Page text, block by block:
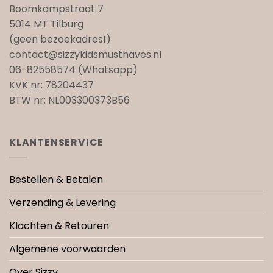
Boomkampstraat 7
5014 MT Tilburg
(geen bezoekadres!)
contact@sizzykidsmusthaves.nl
06-82558574 (Whatsapp)
KVK nr: 78204437
BTW nr: NL003300373B56
KLANTENSERVICE
Bestellen & Betalen
Verzending & Levering
Klachten & Retouren
Algemene voorwaarden